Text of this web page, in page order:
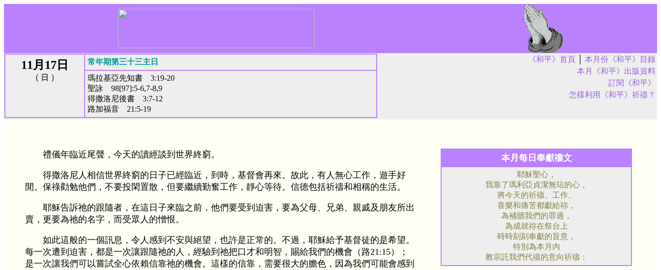
11月17日
（ 日 ）
常年期第三十三主日
瑪拉基亞先知書 3:19-20
聖詠 98[97]:5-6,7-8,9
得撒洛尼後書 3:7-12
路加福音 21:5-19
《和平》首頁
本月份《和平》目錄
本月《和平》出版資料
訂閱《和平》
怎樣利用《和平》祈禱？
禮儀年臨近尾聲，今天的讀經談到世界終窮。
得撒洛尼人相信世界終窮的日子已經臨近，到時，基督會再來。故此，有人無心工作，遊手好
閒。保祿勸勉他們，不要投閑置散，但要繼續勤奮工作，靜心等待。信德包括祈禱和相稱的生活。
耶穌告訴祂的跟隨者，在這日子來臨之前，他們要受到迫害，要為父母、兄弟、親戚及朋友所出
賣，更要為祂的名字，而受眾人的憎恨。
如此這般的一個訊息，令人感到不安與絕望，也許是正常的。不過，耶穌給予基督徒的是希望。
每一次遭到迫害，都是一次讓跟隨祂的人，經驗到祂把口才和明智，賜給我們的機會（路21:15）；
是一次讓我們可以嘗試全心依賴信靠祂的機會。這樣的信靠，需要很大的膽色，因為我們可能會感到
本月每日奉獻禱文
耶穌聖心，
我靠了瑪利亞貞潔無玷的心，
將今天的祈禱、工作、
喜樂和痛苦都獻給祢，
為補贖我們的罪過，
為成就祢在祭台上
時時刻刻奉獻的旨意，
特別為本月內
教宗託我們代禱的意向祈禱：